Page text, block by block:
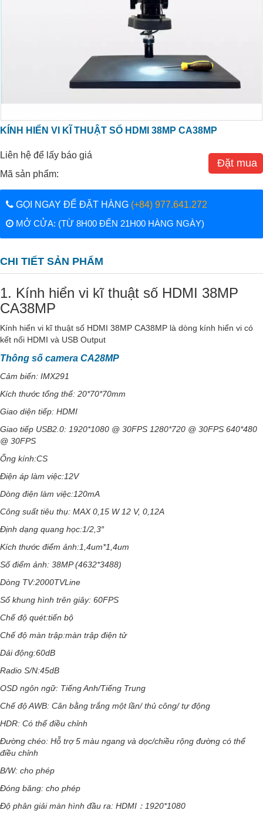
KÍNH HIỂN VI KĨ THUẬT SỐ HDMI 38MP CA38MP
Liên hệ để lấy báo giá
Mã sản phẩm:
Đặt mua
GỌI NGAY ĐỂ ĐẶT HÀNG (+84) 977.641.272
MỞ CỬA: (TỪ 8H00 ĐẾN 21H00 HÀNG NGÀY)
CHI TIẾT SẢN PHẨM
1. Kính hiển vi kĩ thuật số HDMI 38MP
CA38MP
Kính hiển vi kĩ thuật số HDMI 38MP CA38MP là dòng kính hiển vi có
kết nối HDMI và USB Output
Thông số camera CA28MP
Cảm biến: IMX291
Kích thước tổng thể: 20*70*70mm
Giao diện tiếp: HDMI
Giao tiếp USB2.0: 1920*1080 @ 30FPS 1280*720 @ 30FPS 640*480
@ 30FPS
Ống kính:CS
Điện áp làm việc:12V
Dòng điện làm việc:120mA
Công suất tiêu thụ: MAX 0,15 W 12 V, 0,12A
Định dạng quang học:1/2,3″
Kích thước điểm ảnh:1,4um*1,4um
Số điểm ảnh: 38MP (4632*3488)
Dòng TV:2000TVLine
Số khung hình trên giây: 60FPS
Chế độ quét:tiến bộ
Chế độ màn trập:màn trập điện tử
Dải động:60dB
Radio S/N:45dB
OSD ngôn ngữ: Tiếng Anh/Tiếng Trung
Chế độ AWB: Cân bằng trắng một lần/ thủ công/ tự động
HDR: Có thể điều chỉnh
Đường chéo: Hỗ trợ 5 màu ngang và dọc/chiều rộng đường có thể
điều chỉnh
B/W: cho phép
Đóng băng: cho phép
Độ phân giải màn hình đầu ra: HDMI：1920*1080